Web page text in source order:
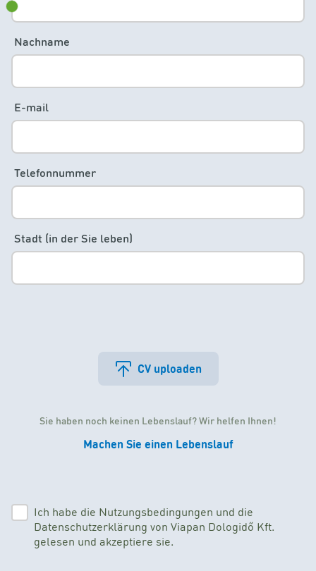
Nachname
E-mail
Telefonnummer
Stadt (in der Sie leben)
CV uploaden
Sie haben noch keinen Lebenslauf? Wir helfen Ihnen!
Machen Sie einen Lebenslauf
Ich habe die Nutzungsbedingungen und die
Datenschutzerklärung von Viapan Dologidő Kft.
gelesen und akzeptiere sie.